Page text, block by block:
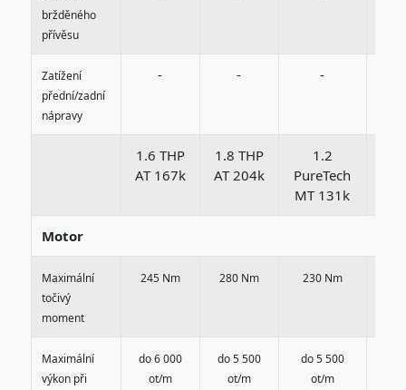
bržděného
přívěsu
Zatížení
přední/zadní
nápravy
- - -
1.6 THP
AT 167k
1.8 THP
AT 204k
1.2
PureTech
MT 131k
Motor
Maximální
točivý
moment
245 Nm 280 Nm 230 Nm
Maximální
výkon při
do 6 000
ot/m
do 5 500
ot/m
do 5 500
ot/m